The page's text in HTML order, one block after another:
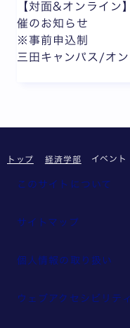
【対面&オンライ
催のお知らせ
※事前申込制
三田キャンパス/オ
トップ 経済学部 イベント
このサイトについて
サイトマップ
個人情報の取り扱い
ウェブアクセシビリテ